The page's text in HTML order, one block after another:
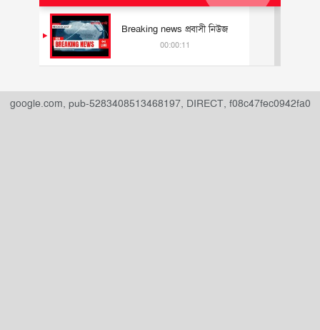
Breaking news প্রবাসী নিউজ
00:00:11
" data-ad-slot="">
google.com, pub-5283408513468197, DIRECT, f08c47fec0942fa0